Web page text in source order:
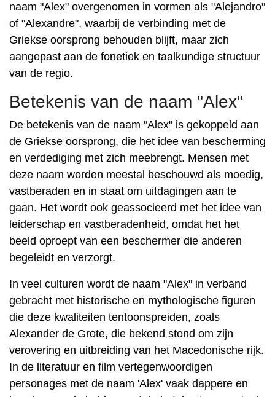
naam "Alex" overgenomen in vormen als "Alejandro"
of "Alexandre", waarbij de verbinding met de
Griekse oorsprong behouden blijft, maar zich
aangepast aan de fonetiek en taalkundige structuur
van de regio.
Betekenis van de naam "Alex"
De betekenis van de naam "Alex" is gekoppeld aan
de Griekse oorsprong, die het idee van bescherming
en verdediging met zich meebrengt. Mensen met
deze naam worden meestal beschouwd als moedig,
vastberaden en in staat om uitdagingen aan te
gaan. Het wordt ook geassocieerd met het idee van
leiderschap en vastberadenheid, omdat het het
beeld oproept van een beschermer die anderen
begeleidt en verzorgt.
In veel culturen wordt de naam "Alex" in verband
gebracht met historische en mythologische figuren
die deze kwaliteiten tentoonspreiden, zoals
Alexander de Grote, die bekend stond om zijn
verovering en uitbreiding van het Macedonische rijk.
In de literatuur en film vertegenwoordigen
personages met de naam 'Alex' vaak dappere en